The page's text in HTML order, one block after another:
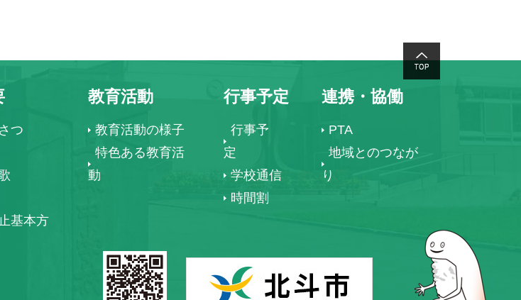
つ
基本方
教育活動
教育活動の様子
特色ある教育活
動
行事予定
行事予
定
学校通信
時間割
連携・協働
PTA
地域とのつなが
り